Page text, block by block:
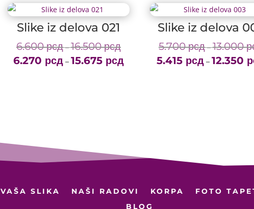
Slike iz delova 021
6.600рсд – 16.500рсдPrice
range:
6.270 рсд – 15.675 рсд
Slike iz delova
5.700рсд – 13.000
5.415 рсд – 12.350
VAŠA SLIKA NAŠI RADOVI KORPA FOTO
BLOG